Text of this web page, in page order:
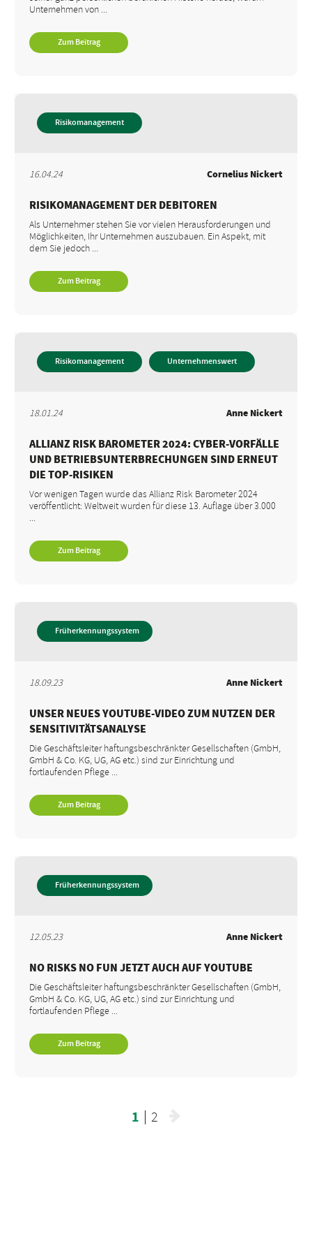
Unternehmen von ...
Zum Beitrag
Risikomanagement
16.04.24 Cornelius Nickert
RISIKOMANAGEMENT DER DEBITOREN
Als Unternehmer stehen Sie vor vielen Herausforderungen und
Möglichkeiten, Ihr Unternehmen auszubauen. Ein Aspekt, mit
dem Sie jedoch ...
Zum Beitrag
Risikomanagement Unternehmenswert
18.01.24 Anne Nickert
ALLIANZ RISK BAROMETER 2024: CYBER-VORFÄLLE
UND BETRIEBSUNTERBRECHUNGEN SIND ERNEUT
DIE TOP-RISIKEN
Vor wenigen Tagen wurde das Allianz Risk Barometer 2024
veröffentlicht: Weltweit wurden für diese 13. Auflage über 3.000
...
Zum Beitrag
Früherkennungssystem
18.09.23 Anne Nickert
UNSER NEUES YOUTUBE-VIDEO ZUM NUTZEN DER
SENSITIVITÄTSANALYSE
Die Geschäftsleiter haftungsbeschränkter Gesellschaften (GmbH,
GmbH & Co. KG, UG, AG etc.) sind zur Einrichtung und
fortlaufenden Pflege ...
Zum Beitrag
Früherkennungssystem
12.05.23 Anne Nickert
NO RISKS NO FUN JETZT AUCH AUF YOUTUBE
Die Geschäftsleiter haftungsbeschränkter Gesellschaften (GmbH,
GmbH & Co. KG, UG, AG etc.) sind zur Einrichtung und
fortlaufenden Pflege ...
Zum Beitrag
1 2